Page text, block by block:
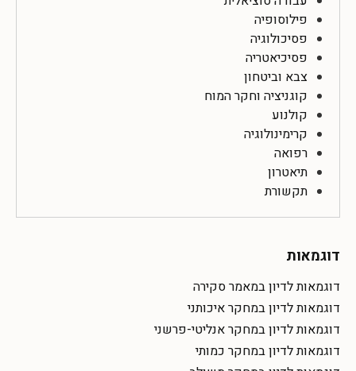
פילוסופיה
פסיכולוגיה
פסיכיאטריה
צבא וביטחון
קוגניציה וחקר המוח
קולנוע
קרימינולוגיה
רפואה
תיאטרון
תקשורת
דוגמאות
דוגמאות לדיון במאמר סקירה
דוגמאות לדיון במחקר איכותני
דוגמאות לדיון במחקר אנליטי-פרשני
דוגמאות לדיון במחקר כמותי